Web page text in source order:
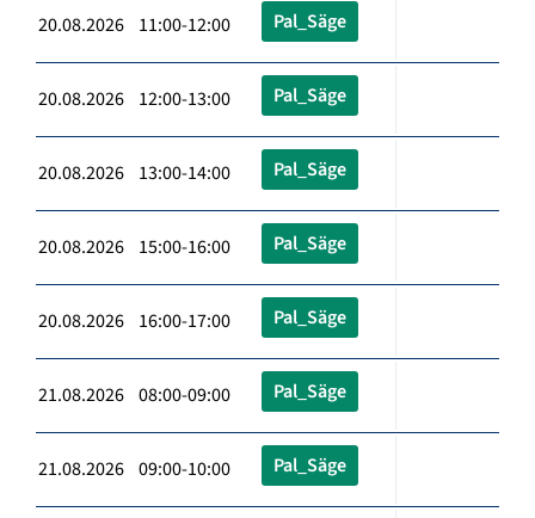
20.08.2026 11:00-12:00 Pal_Säge
20.08.2026 12:00-13:00 Pal_Säge
20.08.2026 13:00-14:00 Pal_Säge
20.08.2026 15:00-16:00 Pal_Säge
20.08.2026 16:00-17:00 Pal_Säge
21.08.2026 08:00-09:00 Pal_Säge
21.08.2026 09:00-10:00 Pal_Säge